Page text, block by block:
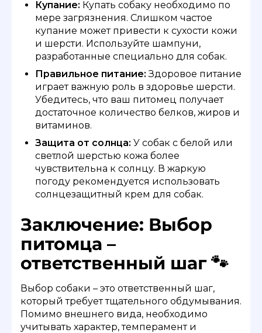
Купание: Купать собаку необходимо по
мере загрязнения. Слишком частое
купание может привести к сухости кожи
и шерсти. Используйте шампуни,
разработанные специально для собак.
Правильное питание: Здоровое питание
играет важную роль в здоровье шерсти.
Убедитесь, что ваш питомец получает
достаточное количество белков, жиров и
витаминов.
Защита от солнца: У собак с белой или
светлой шерстью кожа более
чувствительна к солнцу. В жаркую
погоду рекомендуется использовать
солнцезащитный крем для собак.
Заключение: Выбор
питомца –
ответственный шаг 🐾
Выбор собаки – это ответственный шаг,
который требует тщательного обдумывания.
Помимо внешнего вида, необходимо
учитывать характер, темперамент и